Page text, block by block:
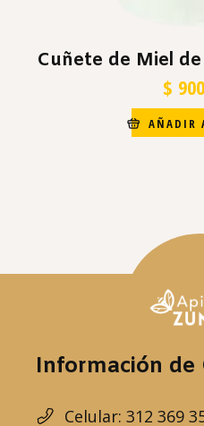
Cuñete de Miel
$
AÑADIR
Información de
Celular: 312 369